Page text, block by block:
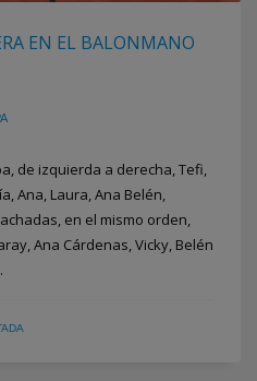
EN EL BALONMANO
de izquierda a derecha, Tefi,
Ana, Laura, Ana Belén,
en el mismo orden,
Ana Cárdenas, Vicky, Belén